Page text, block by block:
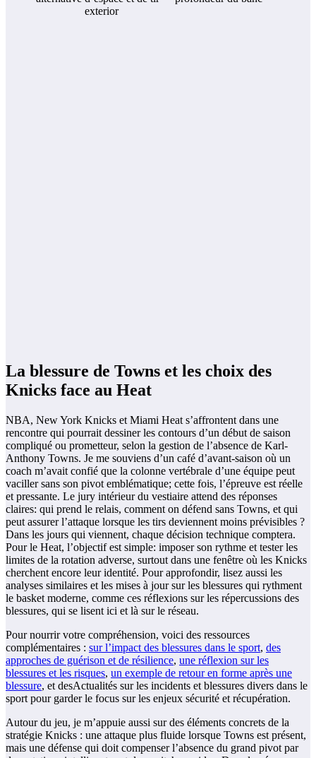
exterior
La blessure de Towns et les choix des
Knicks face au Heat
NBA, New York Knicks et Miami Heat s’affrontent dans une
rencontre qui pourrait dessiner les contours d’un début de saison
compliqué ou prometteur, selon la gestion de l’absence de Karl-
Anthony Towns. Je me souviens d’un café d’avant-saison où un
coach m’avait confié que la colonne vertébrale d’une équipe peut
vaciller sans son pivot emblématique; cette fois, l’épreuve est réelle
et pressante. Le jury intérieur du vestiaire attend des réponses
claires: qui prend le relais, comment on défend sans Towns, et qui
peut assurer l’attaque lorsque les tirs deviennent moins prévisibles ?
Dans les jours qui viennent, chaque décision technique comptera.
Pour le Heat, l’objectif est simple: imposer son rythme et tester les
limites de la rotation adverse, surtout dans une fenêtre où les Knicks
cherchent encore leur identité. Pour approfondir, lisez aussi les
analyses similaires et les mises à jour sur les blessures qui rythment
le basket moderne, comme ces réflexions sur les répercussions des
blessures, qui se lisent ici et là sur le réseau.
Pour nourrir votre compréhension, voici des ressources
complémentaires : sur l’impact des blessures dans le sport, des
approches de guérison et de résilience, une réflexion sur les
blessures et les risques, un exemple de retour en forme après une
blessure, et desActualités sur les incidents et blessures divers dans le
sport pour garder le focus sur les enjeux sécurité et récupération.
Autour du jeu, je m’appuie aussi sur des éléments concrets de la
stratégie Knicks : une attaque plus fluide lorsque Towns est présent,
mais une défense qui doit compenser l’absence du grand pivot par